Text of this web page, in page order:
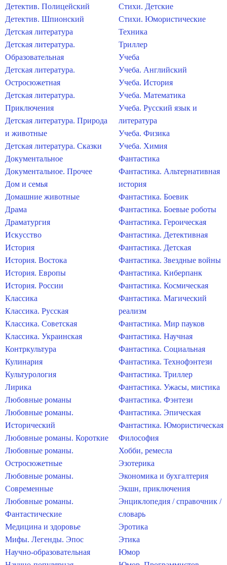
Детектив. Полицейский
Детектив. Шпионский
Детская литература
Детская литература.
Образовательная
Детская литература.
Остросюжетная
Детская литература.
Приключения
Детская литература. Природа
и животные
Детская литература. Сказки
Документальное
Документальное. Прочее
Дом и семья
Домашние животные
Драма
Драматургия
Искусство
История
История. Востока
История. Европы
История. России
Классика
Классика. Русская
Классика. Советская
Классика. Украинская
Контркультура
Кулинария
Культурология
Лирика
Любовные романы
Любовные романы.
Исторический
Любовные романы. Короткие
Любовные романы.
Остросюжетные
Любовные романы.
Современные
Любовные романы.
Фантастические
Медицина и здоровье
Мифы. Легенды. Эпос
Научно-образовательная
Стихи. Детские
Стихи. Юмористические
Техника
Триллер
Учеба
Учеба. Английский
Учеба. История
Учеба. Математика
Учеба. Русский язык и
литература
Учеба. Физика
Учеба. Химия
Фантастика
Фантастика. Альтернативная
история
Фантастика. Боевик
Фантастика. Боевые роботы
Фантастика. Героическая
Фантастика. Детективная
Фантастика. Детская
Фантастика. Звездные войны
Фантастика. Киберпанк
Фантастика. Космическая
Фантастика. Магический
реализм
Фантастика. Мир пауков
Фантастика. Научная
Фантастика. Социальная
Фантастика. Технофэнтези
Фантастика. Триллер
Фантастика. Ужасы, мистика
Фантастика. Фэнтези
Фантастика. Эпическая
Фантастика. Юмористическая
Философия
Хобби, ремесла
Эзотерика
Экономика и бухгалтерия
Экшн, приключения
Энциклопедия / справочник /
словарь
Эротика
Этика
Юмор